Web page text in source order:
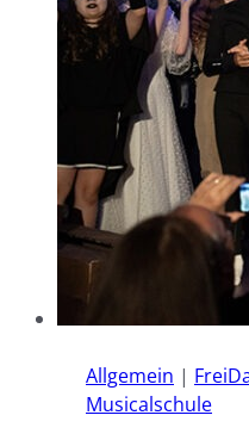
Allgemein |
Musicalschule